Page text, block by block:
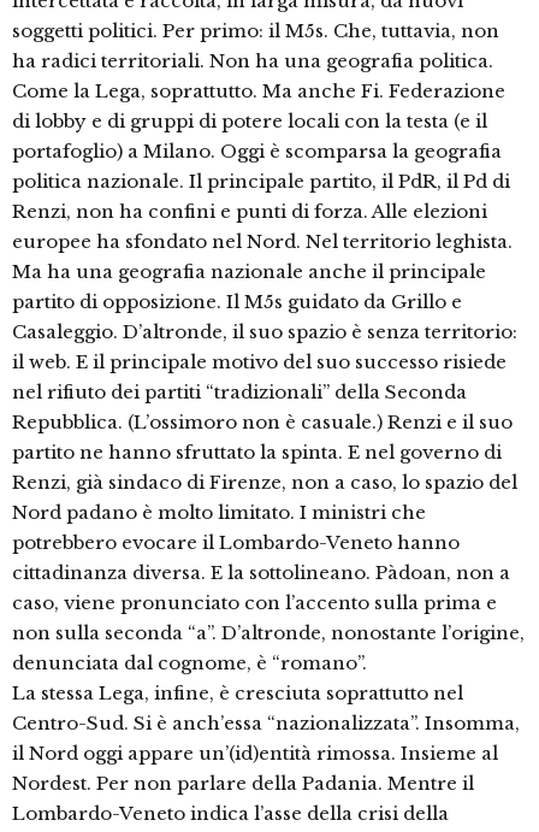
soggetti politici. Per primo: il M5s. Che, tuttavia, non
ha radici territoriali. Non ha una geografia politica.
Come la Lega, soprattutto. Ma anche Fi. Federazione
di lobby e di gruppi di potere locali con la testa (e il
portafoglio) a Milano. Oggi è scomparsa la geografia
politica nazionale. Il principale partito, il PdR, il Pd di
Renzi, non ha confini e punti di forza. Alle elezioni
europee ha sfondato nel Nord. Nel territorio leghista.
Ma ha una geografia nazionale anche il principale
partito di opposizione. Il M5s guidato da Grillo e
Casaleggio. D’altronde, il suo spazio è senza territorio:
il web. E il principale motivo del suo successo risiede
nel rifiuto dei partiti “tradizionali” della Seconda
Repubblica. (L’ossimoro non è casuale.) Renzi e il suo
partito ne hanno sfruttato la spinta. E nel governo di
Renzi, già sindaco di Firenze, non a caso, lo spazio del
Nord padano è molto limitato. I ministri che
potrebbero evocare il Lombardo-Veneto hanno
cittadinanza diversa. E la sottolineano. Pàdoan, non a
caso, viene pronunciato con l’accento sulla prima e
non sulla seconda “a”. D’altronde, nonostante l’origine,
denunciata dal cognome, è “romano”.
La stessa Lega, infine, è cresciuta soprattutto nel
Centro-Sud. Si è anch’essa “nazionalizzata”. Insomma,
il Nord oggi appare un’(id)entità rimossa. Insieme al
Nordest. Per non parlare della Padania. Mentre il
Lombardo-Veneto indica l’asse della crisi della